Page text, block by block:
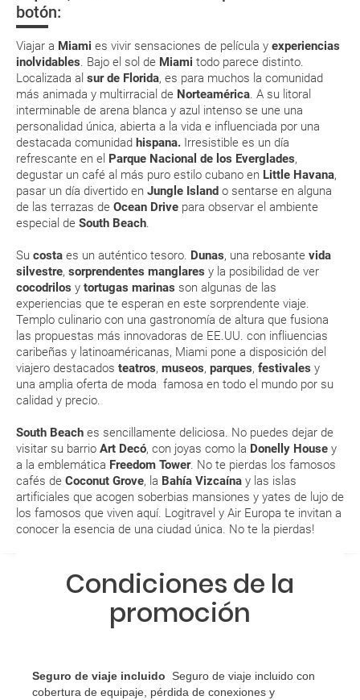
botón:
Viajar a Miami es vivir sensaciones de película y experiencias
inolvidables . Bajo el sol de Miami todo parece distinto.
Localizada al sur de Florida, es para muchos la comunidad
más animada y multirracial de Norteamérica . A su litoral
interminable de arena blanca y azul intenso se une una
personalidad única, abierta a la vida e influenciada por una
destacada comunidad hispana. Irresistible es un día
refrescante en el Parque Nacional de los Everglades,
degustar un café al más puro estilo cubano en Little Havana,
pasar un día divertido en Jungle Island o sentarse en alguna
de las terrazas de Ocean Drive para observar el ambiente
especial de South Beach
Su costa es un auténtico tesoro. Dunas, una rebosante vida
silvestre, sorprendentes manglares y la posibilidad de ver
cocodrilos y tortugas marinas son algunas de las
experiencias que te esperan en este sorprendente viaje.
Templo culinario con una gastronomía de altura que fusiona
las propuestas más innovadoras de EE.UU. con infliuencias
caribeñas y latinoaméricanas, Miami pone a disposición del
viajero destacados teatros, museos, parques, festivales y
una amplia oferta de moda famosa en todo el mundo por su
calidad y precio.
South Beach es sencillamente deliciosa. No puedes dejar de
visitar su barrio Art Decó, con joyas como la Donelly House y
a la emblemática Freedom Tower. No te pierdas los famosos
cafés de Coconut Grove, la Bahía Vizcaína y las islas
artificiales que acogen soberbias mansiones y yates de lujo de
los famosos que viven aquí. Logitravel y Air Europa te invitan a
conocer la esencia de una ciudad única. No te la pierdas!
El privilegiado clima subtropical de Miami convierte a este
enclave en el lugar perfecto para descansar junto a toda
suplemento extra en el mismo aeropuerto.
En caso de tener que enviarte la documentación de un paquete
vacacional (Caribe, circuitos, tours...) te enviaremos la documentación
de tu reserva alrededor de 10 días antes de salida, la cual deberás
imprimir y llevar contigo en el viaje.
Esta documentación te será requerida en el mostrador de la compañía
aérea a la hora de realizar el check-in el día de la salida.
MODIFICACIÓN ó CANCELACIÓN ¿Puedo anular o
modificar una reserva del viaje? ¿Qué gastos puede
generar una anulación o modificación del viaje?
¿Qué caducidad debe tener mi pasaporte para ir
a...?
¿Con cuánta antelación tengo que estar en el
aeropuerto?
RESERVAR ¿Cómo puedo reservar un viaje de
paquete vacacional en la página web?
Al realizar la reserva, uno de los servicios ha
quedado de pendiente de confirmación ¿Cómo
sabré si se confirma el viaje?
¿Cómo sé si hay plazas disponibles en el viaje que
quiero al hacer mi solicitud de reserva?
dirigirme?
¿Incluye algún seguro de viaje mi reserva?
reservas de viajes?
Condiciones de la
promoción
Seguro de viaje incluido
Seguro de viaje incluido con
cobertura de equipaje, pérdida de conexiones y